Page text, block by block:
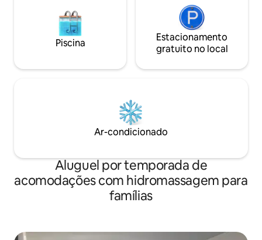
Piscina
Estacionamento
gratuito no local
Ar-condicionado
Aluguel por temporada de
acomodações com hidromassagem para
famílias